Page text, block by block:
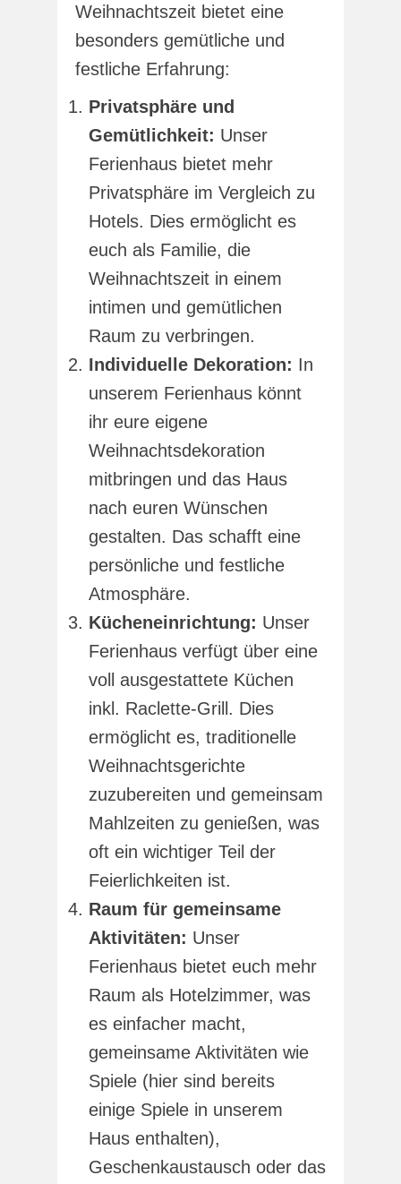
Weihnachtszeit bietet eine
besonders gemütliche und
festliche Erfahrung:
Privatsphäre und
Gemütlichkeit: Unser
Ferienhaus bietet mehr
Privatsphäre im Vergleich zu
Hotels. Dies ermöglicht es
euch als Familie, die
Weihnachtszeit in einem
intimen und gemütlichen
Raum zu verbringen.
Individuelle Dekoration: In
unserem Ferienhaus könnt
ihr eure eigene
Weihnachtsdekoration
mitbringen und das Haus
nach euren Wünschen
gestalten. Das schafft eine
persönliche und festliche
Atmosphäre.
Kücheneinrichtung: Unser
Ferienhaus verfügt über eine
voll ausgestattete Küchen
inkl. Raclette-Grill. Dies
ermöglicht es, traditionelle
Weihnachtsgerichte
zuzubereiten und gemeinsam
Mahlzeiten zu genießen, was
oft ein wichtiger Teil der
Feierlichkeiten ist.
Raum für gemeinsame
Aktivitäten: Unser
Ferienhaus bietet euch mehr
Raum als Hotelzimmer, was
es einfacher macht,
gemeinsame Aktivitäten wie
Spiele (hier sind bereits
einige Spiele in unserem
Haus enthalten),
Geschenkaustausch oder das